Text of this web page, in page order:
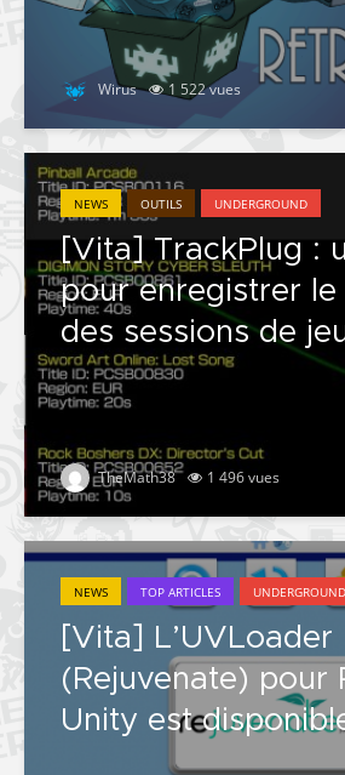
Wirus 1 522 vues
NEWS OUTILS UNDERGROUND
[Vita] TrackPlug :
pour enregistrer le
des sessions de
TheMath38 1 496 vues
NEWS TOP ARTICLES UNDERGROUND
[Vita] L’UVLoader
(Rejuvenate) pour
Unity est